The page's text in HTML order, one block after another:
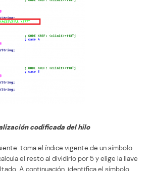
codificada del hilo
toma el índice vigente de un símbolo
el resto al dividirlo por 5 y elige la llave
A continuación, identifica el símbolo